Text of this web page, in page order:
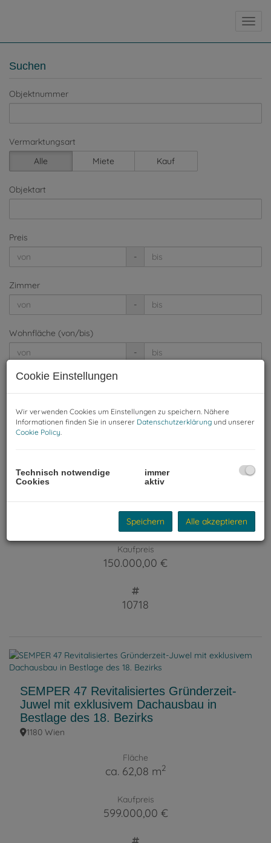
Suchen
Objektnummer
Vermarktungsart
Alle
Miete Kauf
Objektart
Preis
-
Zimmer
-
Wohnfläche (von/bis)
-
Weitere Suchoptionen
Kleiner Grundriss. Großes Wohngefühl.
1160 Wien,Ottakring
ca. 32,15 m2
Kaufpreis
150.000,00 €
10718
SEMPER 47 Revitalisiertes Gründerzeit-
Juwel mit exklusivem Dachausbau in
Bestlage des 18. Bezirks
1180 Wien
Fläche
ca. 62,08 m2
Kaufpreis
599.000,00 €
Cookie Einstellungen
Wir verwenden Cookies um Einstellungen zu speichern. Nähere
Informationen finden Sie in unserer Datenschutzerklärung und unserer
Cookie Policy
Technisch notwendige
Cookies
immer
aktiv
Speichern Alle akzeptieren